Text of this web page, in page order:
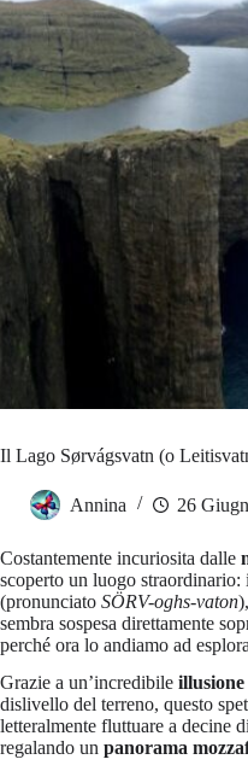
Il Lago Sørvágsvatn (o
Annina 26
Costantemente incuriosita dalle
scoperto un luogo
(pronunciato SÖRV-oghs-vaton
sembra sospesa direttamente
perché ora lo andiamo ad
Grazie a un’incredibile
dislivello del terreno, questo
letteralmente fluttuare a decine
regalando un panorama